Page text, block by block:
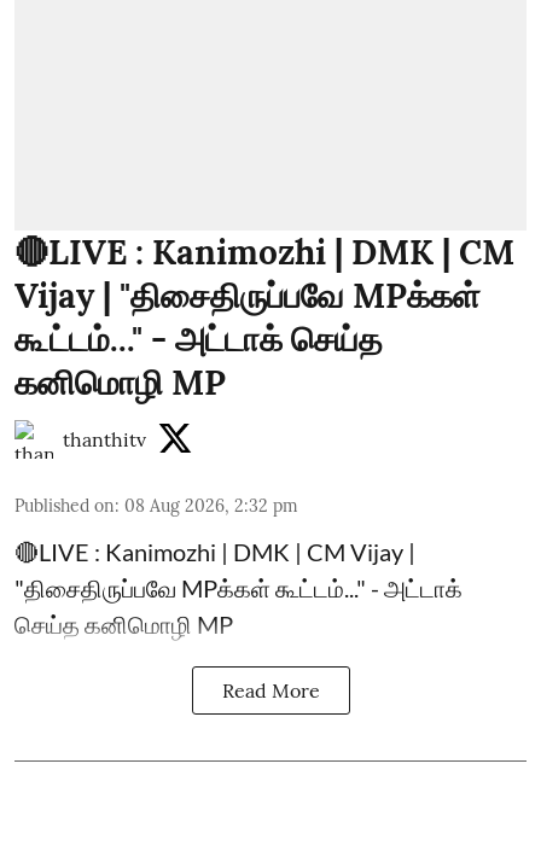
🔴LIVE : Kanimozhi | DMK | CM
Vijay | "திசைதிருப்பவே MPக்கள்
கூட்டம்..." - அட்டாக் செய்த
கனிமொழி MP
thanthitv
Published on: 08 Aug 2026, 2:32 pm
🔴LIVE : Kanimozhi | DMK | CM Vijay |
"திசைதிருப்பவே MPக்கள் கூட்டம்..." - அட்டாக்
செய்த கனிமொழி MP
Read More